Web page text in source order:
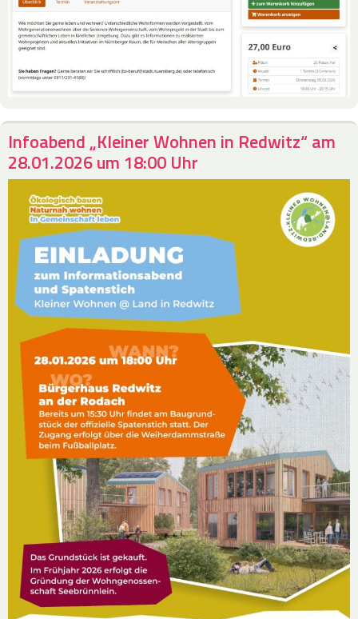
Infoabend „Kleiner Wohnen in Redwitz“ am
28.01.2026 um 18:00 Uhr